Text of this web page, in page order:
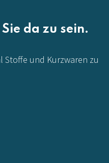
da zu sein.
Stoffe und Kurzwaren zu